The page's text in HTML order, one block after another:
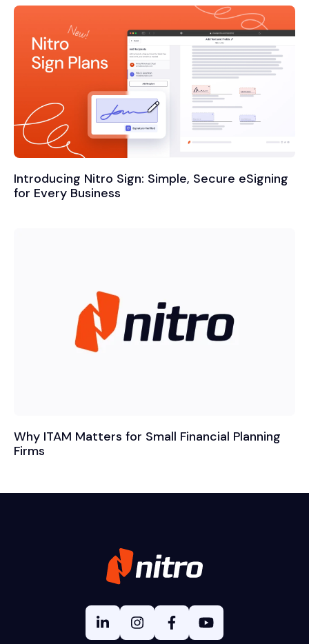
Introducing Nitro Sign: Simple, Secure eSigning
for Every Business
Why ITAM Matters for Small Financial Planning
Firms